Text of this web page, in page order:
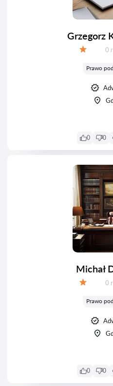
Grzegorz
0
Prawo
0 0
Michał
0
Prawo
0 0